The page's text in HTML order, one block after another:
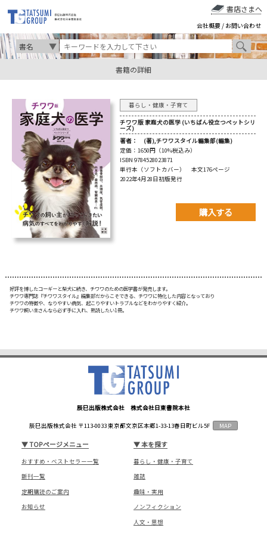
書店さまへ
会社概要 / お問い合わせ
書籍の詳細
暮らし・健康・子育て
チワワ版 家庭犬の医学 (いちばん役立つペットシリ
ーズ)
著者：
(著),チワワスタイル編集部(編集)
定価： 1650円（10%税込み）
ISBN 9784528023871
単行本（ソフトカバー） 本文176ページ
2022年4月28日初版発行
購入する
好評を博したコーギーと柴犬に続き、チワワのための医学書が発売します。
チワワ専門誌『チワワスタイル』編集部だからこそできる、チワワに特化した内容となっており
チワワの特徴や、なりやすい病気、起こりやすいトラブルなどをわかりやすく紹介。
チワワ飼い主さんなら必ず手に入れ、熟読したい1冊。
辰巳出版株式会社 株式会社日東書院本社
辰巳出版株式会社 〒113-0033 東京都文京区本郷1-33-13春日町ビル5F MAP
▼TOPページメニュー
おすすめ・ベストセラー一覧
新刊一覧
定期購読のご案内
お知らせ
▼本を探す
暮らし・健康・子育て
雑誌
趣味・実用
ノンフィクション
人文・思想